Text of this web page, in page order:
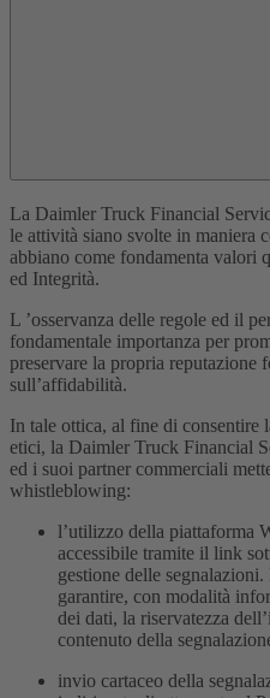
La Daimler Truck Financial
le attività siano svolte in maniera
abbiano come fondamenta valori
ed Integrità.
L ’osservanza delle regole ed il
fondamentale importanza per
preservare la propria reputazione
sull’affidabilità.
In tale ottica, al fine di consentire
etici, la Daimler Truck Financial
ed i suoi partner commerciali
whistleblowing:
l’utilizzo della piattaforma
accessibile tramite il link
gestione delle
garantire, con modalità
dei dati, la riservatezza
contenuto della
invio cartaceo della